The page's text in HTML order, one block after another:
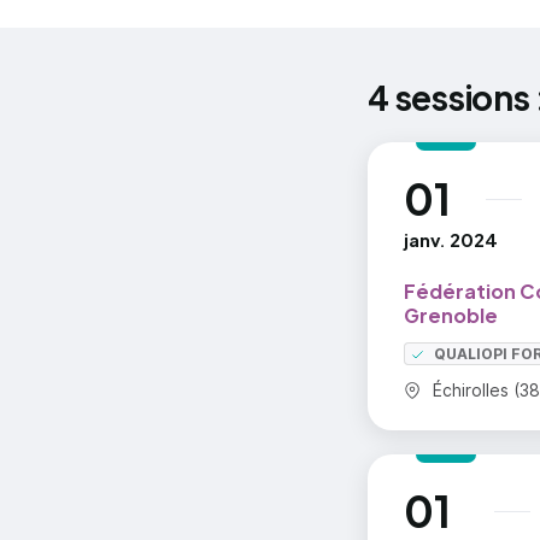
4 sessions
01
janv. 2024
au
Fédération
Grenoble
QUALIOPI
Commune :
Échirolles
01
au